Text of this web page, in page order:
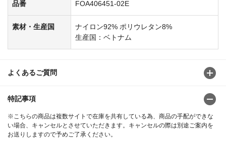
品番 FOA406451-02E
素材・生産国
ナイロン92% ポリウレタン8%
生産国：ベトナム
よくあるご質問
特記事項
※こちらの商品は複数サイトで在庫を共有している為、商品の手配ができな
い場合、キャンセルとさせていただきます。キャンセルの際は別途ご案内を
お送りしますので予めご了承ください。